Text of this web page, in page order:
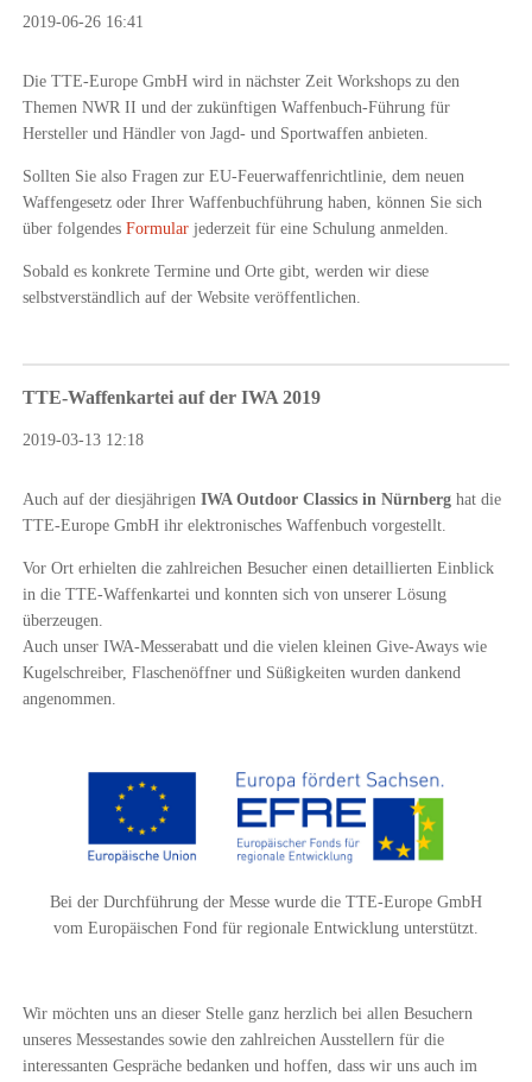
2019-06-26 16:41
Die TTE-Europe GmbH wird in nächster Zeit Workshops zu den
Themen NWR II und der zukünftigen Waffenbuch-Führung für
Hersteller und Händler von Jagd- und Sportwaffen anbieten.
Sollten Sie also Fragen zur EU-Feuerwaffenrichtlinie, dem neuen
Waffengesetz oder Ihrer Waffenbuchführung haben, können Sie sich
über folgendesFormular jederzeit für eine Schulung anmelden.
Sobald es konkrete Termine und Orte gibt, werden wir diese
selbstverständlich auf der Website veröffentlichen.
TTE-Waffenkartei auf der IWA 2019
2019-03-13 12:18
Auch auf der diesjährigenIWA Outdoor Classics in Nürnberg hat die
TTE-Europe GmbH ihr elektronisches Waffenbuch vorgestellt.
Vor Ort erhielten die zahlreichen Besucher einen detaillierten Einblick
in die TTE-Waffenkartei und konnten sich von unserer Lösung
überzeugen.
Auch unser IWA-Messerabatt und die vielen kleinen Give-Aways wie
Kugelschreiber, Flaschenöffner und Süßigkeiten wurden dankend
angenommen.
Bei der Durchführung der Messe wurde die TTE-Europe GmbH
vom Europäischen Fond für regionale Entwicklung unterstützt.
Wir möchten uns an dieser Stelle ganz herzlich bei allen Besuchern
unseres Messestandes sowie den zahlreichen Ausstellern für die
interessanten Gespräche bedanken und hoffen, dass wir uns auch im